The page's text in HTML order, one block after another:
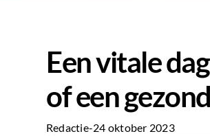
Een vitale
of een
Redactie-24 oktober 2023